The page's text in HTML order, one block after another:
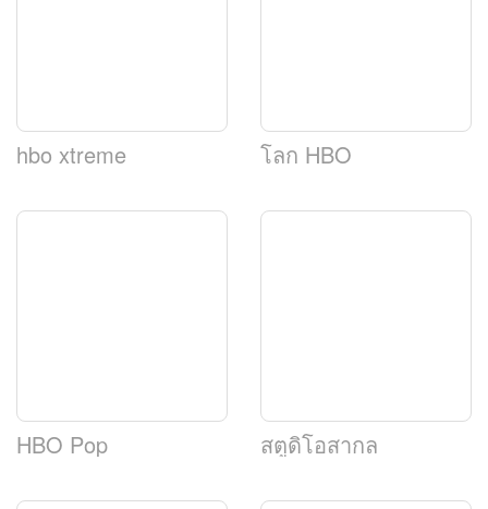
hbo xtreme โลก HBO
HBO Pop สตูดิโอสากล